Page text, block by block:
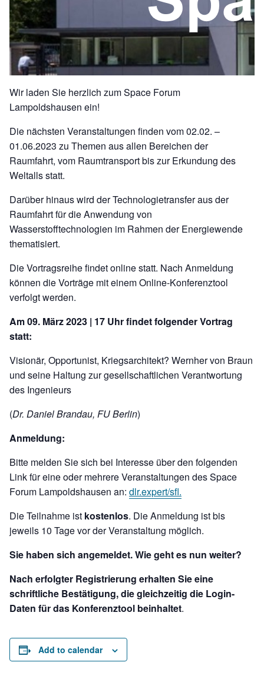
Wir laden Sie herzlich zum Space Forum
Lampoldshausen ein!
Die nächsten Veranstaltungen finden vom 02.02. –
01.06.2023 zu Themen aus allen Bereichen der
Raumfahrt, vom Raumtransport bis zur Erkundung des
Weltalls statt.
Darüber hinaus wird der Technologietransfer aus der
Raumfahrt für die Anwendung von
Wasserstofftechnologien im Rahmen der Energiewende
thematisiert.
Die Vortragsreihe findet online statt. Nach Anmeldung
können die Vorträge mit einem Online-Konferenztool
verfolgt werden.
Am 09. März 2023 | 17 Uhr findet folgender Vortrag
statt:
Visionär, Opportunist, Kriegsarchitekt? Wernher von Braun
und seine Haltung zur gesellschaftlichen Verantwortung
des Ingenieurs
(Dr. Daniel Brandau, FU Berlin)
Anmeldung:
Bitte melden Sie sich bei Interesse über den folgenden
Link für eine oder mehrere Veranstaltungen des Space
Forum Lampoldshausen an: dlr.expert/sfl.
Die Teilnahme ist kostenlos. Die Anmeldung ist bis
jeweils 10 Tage vor der Veranstaltung möglich.
Sie haben sich angemeldet. Wie geht es nun weiter?
Nach erfolgter Registrierung erhalten Sie eine
schriftliche Bestätigung, die gleichzeitig die Login-
Daten für das Konferenztool beinhaltet.
Add to calendar